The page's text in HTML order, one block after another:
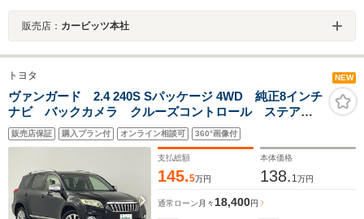
販売店： カービッツ本社
トヨタ NEW
ヴァンガード 2.4 240S Sパッケージ 4WD 純正8インチ
ナビ バックカメラ クルーズコントロール ステアリ
ングスイッチ ルーフレール オートライト フォグラ
ンプ 4WD 純正18インチアルミホイール パドルシフ
ト スマートキー ETC 禁煙車
販売店保証 購入プラン付 オンライン相談可 360°画像付
支払総額
145.5万円
本体価格
138. 1万円
通常ローン 月々18,400円